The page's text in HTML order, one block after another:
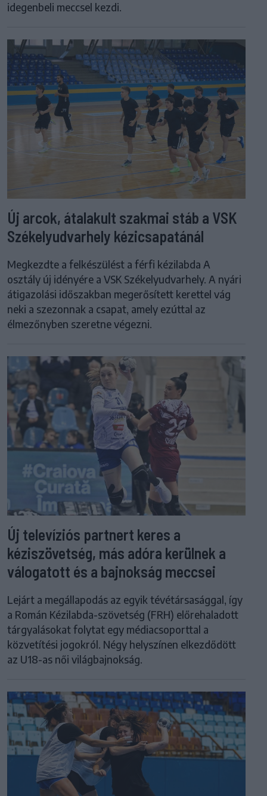
idegenbeli meccsel kezdi.
Új arcok, átalakult szakmai stáb a VSK
Székelyudvarhely kézicsapatánál
Megkezdte a felkészülést a férfi kézilabda A
osztály új idényére a VSK Székelyudvarhely. A nyári
átigazolási időszakban megerősített kerettel vág
neki a szezonnak a csapat, amely ezúttal az
élmezőnyben szeretne végezni.
Új televíziós partnert keres a
kéziszövetség, más adóra kerülnek a
válogatott és a bajnokság meccsei
Lejárt a megállapodás az egyik tévétársasággal, így
a Román Kézilabda-szövetség (FRH) előrehaladott
tárgyalásokat folytat egy médiacsoporttal a
közvetítési jogokról. Négy helyszínen elkezdődött
az U18-as női világbajnokság.